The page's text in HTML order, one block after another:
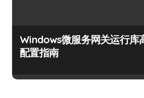
Windows微服务网关运行库
配置指南